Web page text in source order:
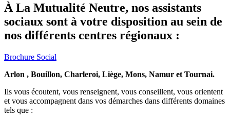
À La Mutualité Neutre, nos assistants
sociaux sont à votre disposition au sein de
nos différents centres régionaux :
Brochure Social
Arlon , Bouillon, Charleroi, Liège, Mons, Namur et Tournai.
Ils vous écoutent, vous renseignent, vous conseillent, vous orientent
et vous accompagnent dans vos démarches dans différents domaines
tels que :